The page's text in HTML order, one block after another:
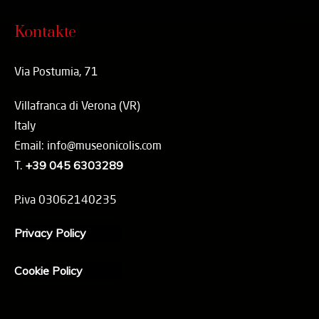
Kontakte
Via Postumia, 71
Villafranca di Verona (VR)
Italy
Email: info@museonicolis.com
T. +39 045 6303289
P.iva 03062140235
Privacy Policy
Cookie Policy